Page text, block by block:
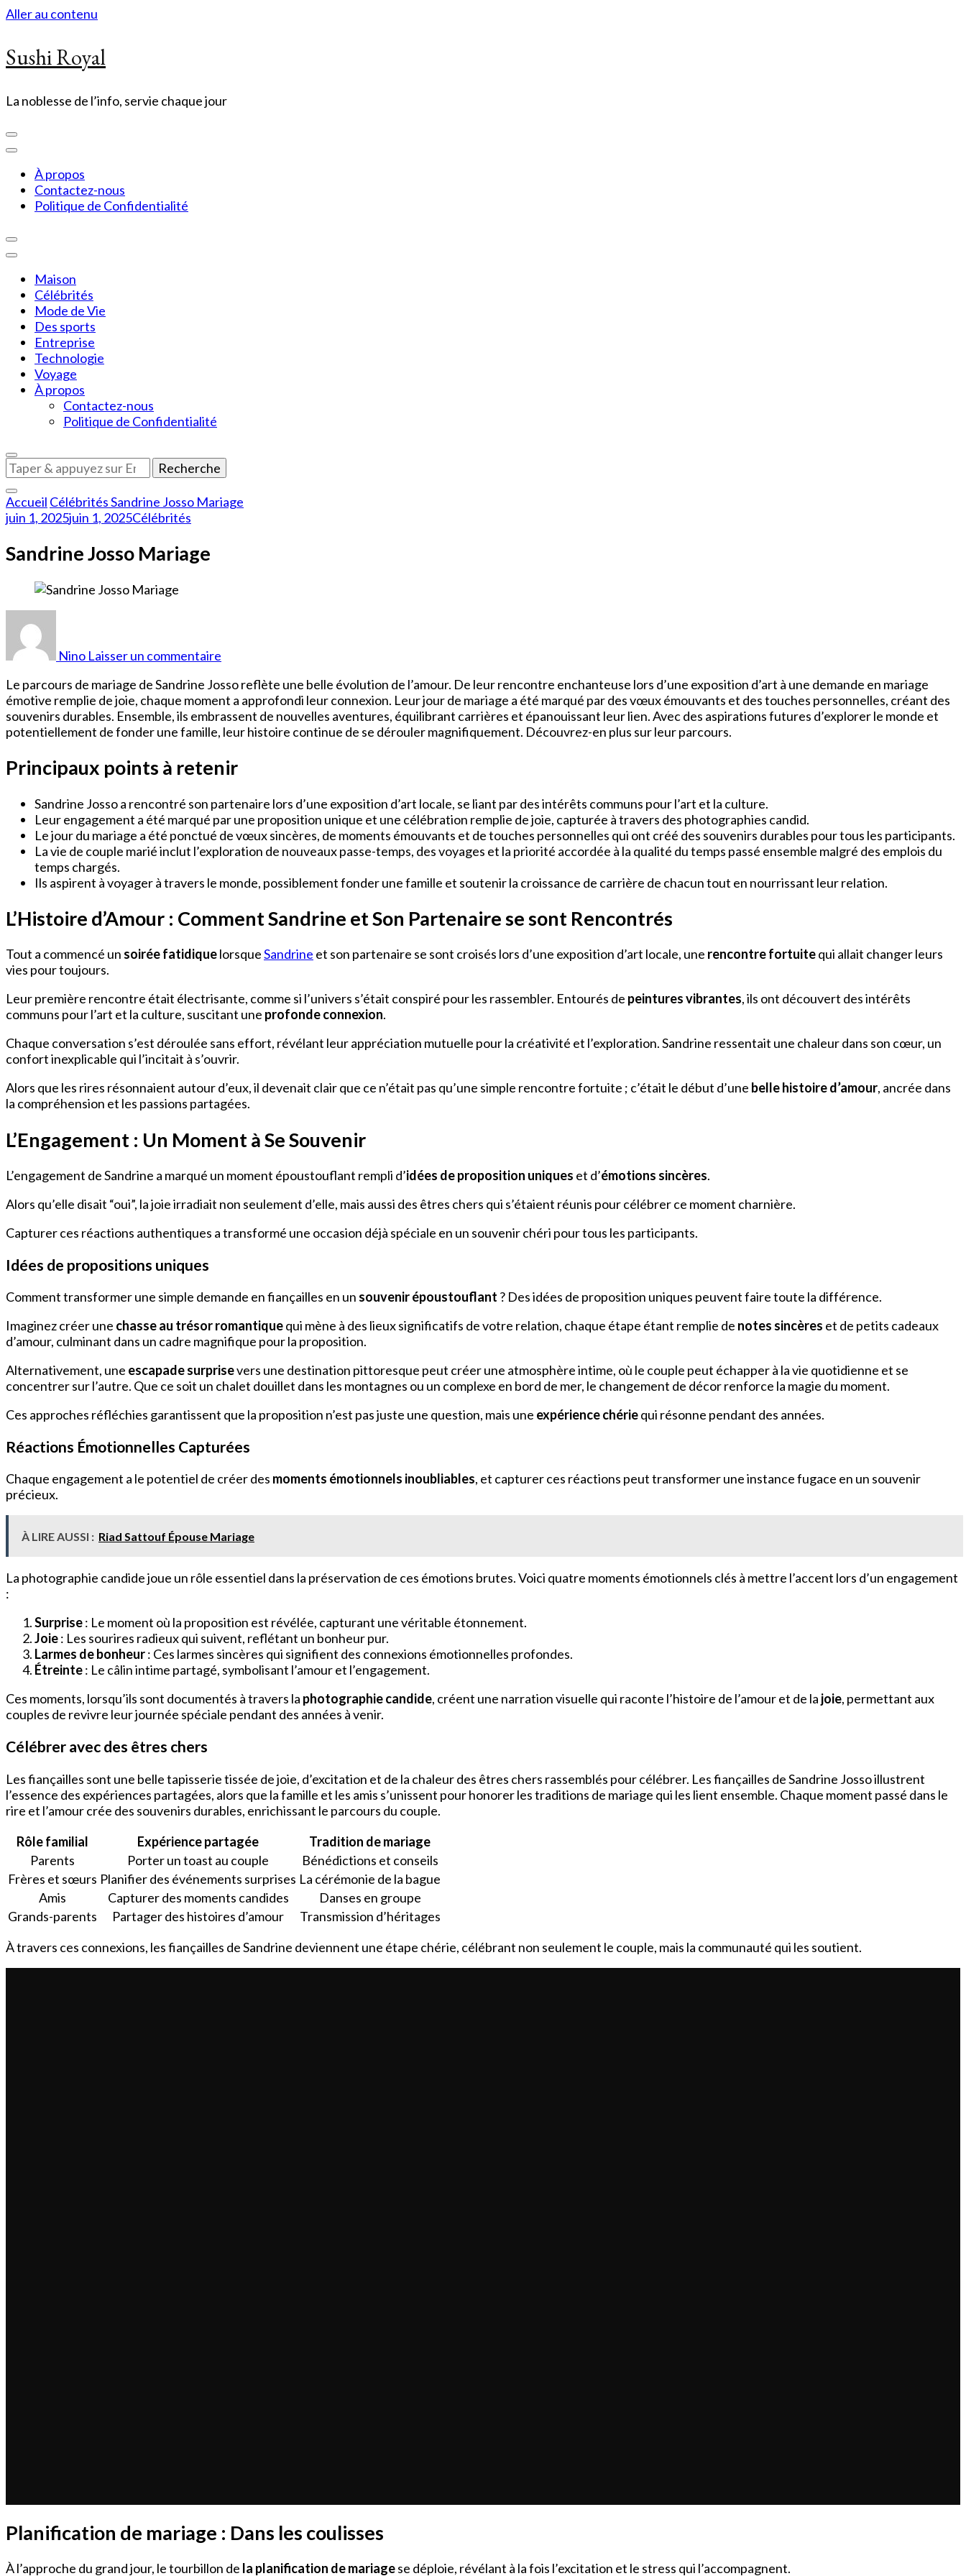
Aller au contenu
Sushi Royal
La noblesse de l’info, servie chaque jour
À propos
Contactez-nous
Politique de Confidentialité
Maison
Célébrités
Mode de Vie
Des sports
Entreprise
Technologie
Voyage
À propos
Contactez-nous
Politique de Confidentialité
Vous
recherchiez
quelque
chose
?
Accueil CélébritésSandrine Josso Mariage
juin 1, 2025juin 1, 2025Célébrités
Sandrine Josso Mariage
Nino Laisser un commentaire
Mariage
Le parcours de mariage de Sandrine Josso reflète une belle évolution de l’amour. De leur rencontre enchanteuse lors d’une exposition d’art à une demande en mariage
émotive remplie de joie, chaque moment a approfondi leur connexion. Leur jour de mariage a été marqué par des vœux émouvants et des touches personnelles, créant des
souvenirs durables. Ensemble, ils embrassent de nouvelles aventures, équilibrant carrières et épanouissant leur lien. Avec des aspirations futures d’explorer le monde et
potentiellement de fonder une famille, leur histoire continue de se dérouler magnifiquement. Découvrez-en plus sur leur parcours.
Principaux points à retenir
Sandrine Josso a rencontré son partenaire lors d’une exposition d’art locale, se liant par des intérêts communs pour l’art et la culture.
Leur engagement a été marqué par une proposition unique et une célébration remplie de joie, capturée à travers des photographies candid.
Le jour du mariage a été ponctué de vœux sincères, de moments émouvants et de touches personnelles qui ont créé des souvenirs durables pour tous les participants.
La vie de couple marié inclut l’exploration de nouveaux passe-temps, des voyages et la priorité accordée à la qualité du temps passé ensemble malgré des emplois du
temps chargés.
Ils aspirent à voyager à travers le monde, possiblement fonder une famille et soutenir la croissance de carrière de chacun tout en nourrissant leur relation.
L’Histoire d’Amour : Comment Sandrine et Son Partenaire se sont Rencontrés
Tout a commencé un soirée fatidiquelorsqueSandrine et son partenaire se sont croisés lors d’une exposition d’art locale, une rencontre fortuitequi allait changer leurs
vies pour toujours.
Leur première rencontre était électrisante, comme si l’univers s’était conspiré pour les rassembler. Entourés de peintures vibrantes, ils ont découvert des intérêts
communs pour l’art et la culture, suscitant une profonde connexion.
Chaque conversation s’est déroulée sans effort, révélant leur appréciation mutuelle pour la créativité et l’exploration. Sandrine ressentait une chaleur dans son cœur, un
confort inexplicable qui l’incitait à s’ouvrir.
Alors que les rires résonnaient autour d’eux, il devenait clair que ce n’était pas qu’une simple rencontre fortuite ; c’était le début d’une belle histoire d’amour, ancrée dans
la compréhension et les passions partagées.
L’Engagement : Un Moment à Se Souvenir
L’engagement de Sandrine a marqué un moment époustouflant rempli d’idées de proposition uniques et d’émotions sincères.
Alors qu’elle disait “oui”, la joie irradiait non seulement d’elle, mais aussi des êtres chers qui s’étaient réunis pour célébrer ce moment charnière.
Capturer ces réactions authentiques a transformé une occasion déjà spéciale en un souvenir chéri pour tous les participants.
Idées de propositions uniques
Comment transformer une simple demande en fiançailles en un souvenir époustouflant ? Des idées de proposition uniques peuvent faire toute la différence.
Imaginez créer une chasse au trésor romantiquequi mène à des lieux significatifs de votre relation, chaque étape étant remplie de notes sincères et de petits cadeaux
d’amour, culminant dans un cadre magnifique pour la proposition.
Alternativement, une escapade surprisevers une destination pittoresque peut créer une atmosphère intime, où le couple peut échapper à la vie quotidienne et se
concentrer sur l’autre. Que ce soit un chalet douillet dans les montagnes ou un complexe en bord de mer, le changement de décor renforce la magie du moment.
Ces approches réfléchies garantissent que la proposition n’est pas juste une question, mais une expérience chériequi résonne pendant des années.
Réactions Émotionnelles Capturées
Chaque engagement a le potentiel de créer des moments émotionnels inoubliables, et capturer ces réactions peut transformer une instance fugace en un souvenir
précieux.
À LIRE AUSSI : Riad Sattouf Épouse Mariage
La photographie candide joue un rôle essentiel dans la préservation de ces émotions brutes. Voici quatre moments émotionnels clés à mettre l’accent lors d’un engagement
:
Surprise: Le moment où la proposition est révélée, capturant une véritable étonnement.
Joie: Les sourires radieux qui suivent, reflétant un bonheur pur.
Larmes de bonheur: Ces larmes sincères qui signifient des connexions émotionnelles profondes.
Étreinte: Le câlin intime partagé, symbolisant l’amour et l’engagement.
Ces moments, lorsqu’ils sont documentés à travers la photographie candide, créent une narration visuelle qui raconte l’histoire de l’amour et de la joie, permettant aux
couples de revivre leur journée spéciale pendant des années à venir.
Célébrer avec des êtres chers
Les fiançailles sont une belle tapisserie tissée de joie, d’excitation et de la chaleur des êtres chers rassemblés pour célébrer. Les fiançailles de Sandrine Josso illustrent
l’essence des expériences partagées, alors que la famille et les amis s’unissent pour honorer les traditions de mariage qui les lient ensemble. Chaque moment passé dans le
rire et l’amour crée des souvenirs durables, enrichissant le parcours du couple.
Rôle familial
Expérience partagée
Tradition de mariage
Parents
Porter un toast au couple
Bénédictions et conseils
Frères et sœurs Planifier des événements surprises La cérémonie de la bague
Amis
Capturer des moments candides
Danses en groupe
Grands-parents
Partager des histoires d’amour
Transmission d’héritages
À travers ces connexions, les fiançailles de Sandrine deviennent une étape chérie, célébrant non seulement le couple, mais la communauté qui les soutient.
Planification de mariage : Dans les coulisses
À l’approche du grand jour, le tourbillon de la planification de mariagese déploie, révélant à la fois l’excitation et le stress qui l’accompagnent.